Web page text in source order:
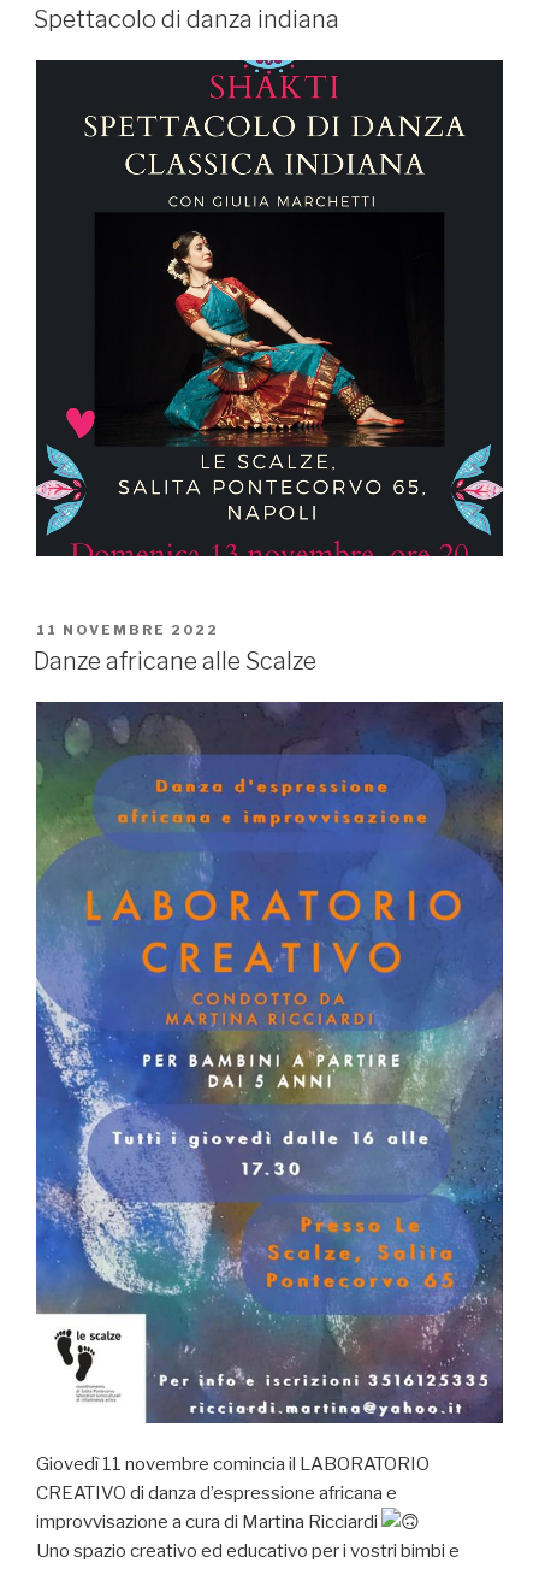
IL
Spettacolo di danza indiana
PUBBLICATO
IL
11 NOVEMBRE 2022
Danze africane alle Scalze
Giovedì 11 novembre comincia il LABORATORIO
CREATIVO di danza d’espressione africana e
improvvisazione a cura di Martina Ricciardi
Uno spazio creativo ed educativo per i vostri bimbi e